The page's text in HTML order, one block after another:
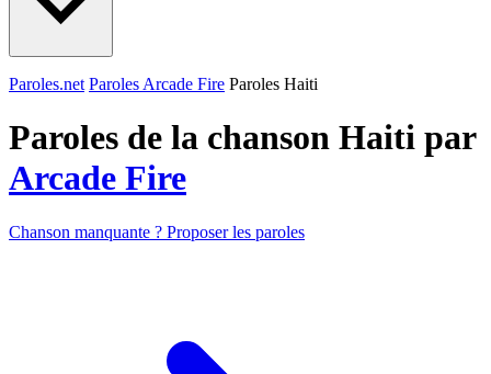
Paroles.net Paroles Arcade Fire Paroles Haiti
Paroles de la chanson Haiti par
Arcade Fire
Chanson manquante ? Proposer les paroles